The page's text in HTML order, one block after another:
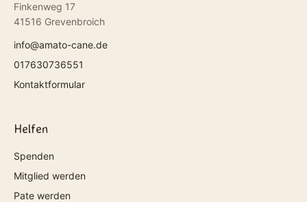
Finkenweg 17
41516 Grevenbroich
info@amato-cane.de
017630736551
Kontaktformular
Helfen
Spenden
Mitglied werden
Pate werden